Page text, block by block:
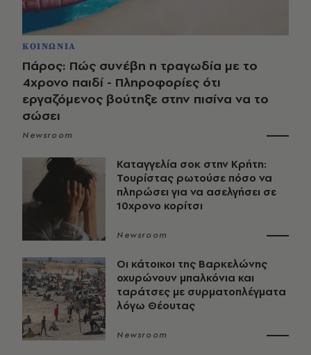
ΚΟΙΝΩΝΙΑ
Πάρος: Πώς συνέβη η τραγωδία με το
4χρονο παιδί - Πληροφορίες ότι
εργαζόμενος βούτηξε στην πισίνα να το
σώσει
Newsroom
Καταγγελία σοκ στην Κρήτη:
Τουρίστας ρωτούσε πόσο να
πληρώσει για να ασελγήσει σε
10χρονο κορίτσι
Newsroom
Οι κάτοικοι της Βαρκελώνης
οχυρώνουν μπαλκόνια και
ταράτσες με συρματοπλέγματα
λόγω Θέουτας
Newsroom